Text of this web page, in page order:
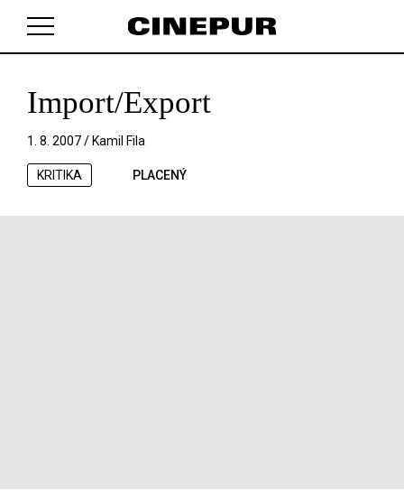
V košíku zatím nemáte žádné položky.
Import/Export
1. 8. 2007 / Kamil Fila
KRITIKA PLACENÝ